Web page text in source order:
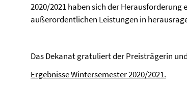
2020/2021 haben sich der
außerordentlichen Leistungen in
Das Dekanat gratuliert der Preisträgerin
Ergebnisse Wintersemester 2020/2021.